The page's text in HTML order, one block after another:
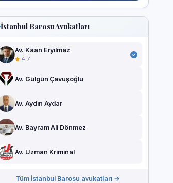
İstanbul Barosu Avukatları
Av. Kaan Eryılmaz
4.7
Av. Gülgün Çavuşoğlu
Av. Aydın Aydar
Av. Bayram Ali Dönmez
Av. Uzman Kriminal
Tüm İstanbul Barosu avukatları →